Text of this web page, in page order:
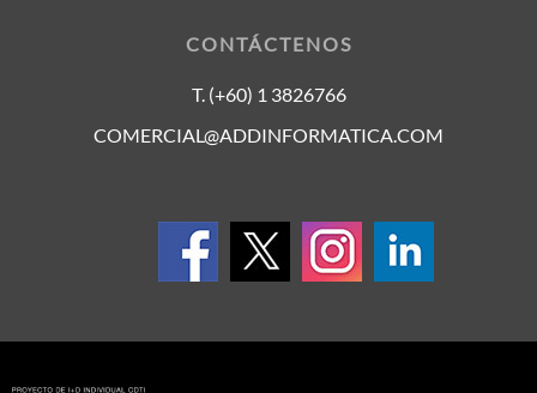
CONTÁCTENOS
T. (+60) 1 3826766
COMERCIAL@ADDINFORMATICA.COM